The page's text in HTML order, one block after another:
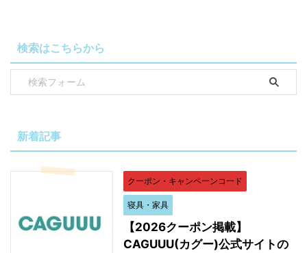
検索はこちらから
新着記事
クーポン・キャンペーンコード
寝具・家具
【2026クーポン掲載】
CAGUUU(カグー)公式サイトの